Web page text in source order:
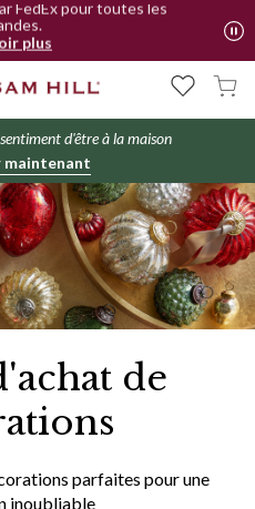
FedEx pour toutes les
plus
d'être à la maison
maintenant
de
parfaites pour une
inoubliable